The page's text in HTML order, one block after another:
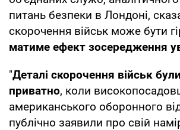
питань безпеки в Лондоні,
скорочення військ може бути
матиме ефект зосередження
"Деталі скорочення військ
приватно, коли
американського оборонного
публічно заявили про свій